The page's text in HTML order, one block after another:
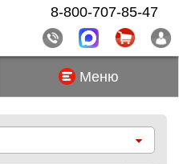
Меню
8-800-707-85-47